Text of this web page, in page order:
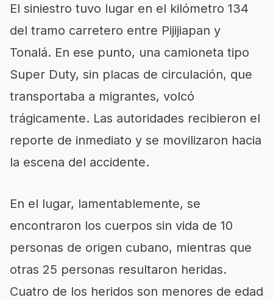
El siniestro tuvo lugar en el kilómetro 134
del tramo carretero entre Pijijiapan y
Tonalá. En ese punto, una camioneta tipo
Super Duty, sin placas de circulación, que
transportaba a migrantes, volcó
trágicamente. Las autoridades recibieron el
reporte de inmediato y se movilizaron hacia
la escena del accidente.
En el lugar, lamentablemente, se
encontraron los cuerpos sin vida de 10
personas de origen cubano, mientras que
otras 25 personas resultaron heridas.
Cuatro de los heridos son menores de edad